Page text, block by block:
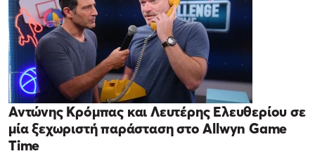
Αντώνης Κρόμπας και Λευτέρης Ελευθερίου σε
μία ξεχωριστή παράσταση στο Allwyn Game
Time